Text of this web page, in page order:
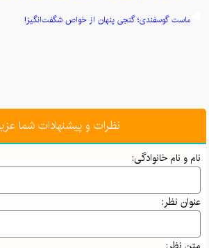
ماست گوسفندی؛ گنجی پنهان از خواص شگفت‌انگیز!
نظرات و پیشنهادات شما
نام و نام خانوادگی:
عنوان نظر: